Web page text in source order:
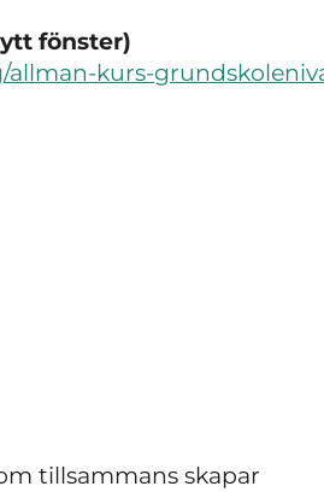
fönster)
kurs-
tillsammans skapar